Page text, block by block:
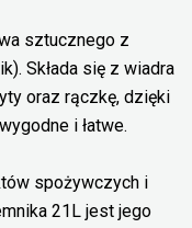
sztucznego z
Składa się z wiadra
oraz rączkę, dzięki
i łatwe.
spożywczych i
21L jest jego